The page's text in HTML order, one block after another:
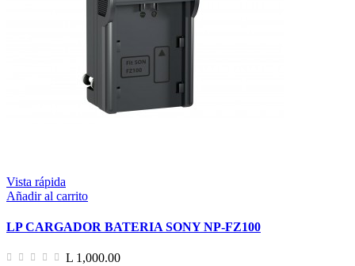
Vista rápida
Añadir al carrito
LP CARGADOR BATERIA SONY NP-FZ100
L 1,000.00